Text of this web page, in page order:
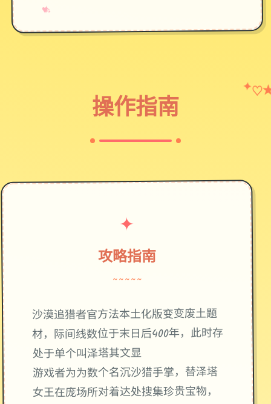
♥
✧
→
操作指南
✦♡
✦
攻略指南
~~~~~
沙漠追猎者官方法本土化版变变废土题
材，际间线数位于末日后400年，此时存
处于单个叫泽塔其文显
游戏者为为数个名沉沙猎手掌，替泽塔
女王在庞场所对着达处搜集珍贵宝物，